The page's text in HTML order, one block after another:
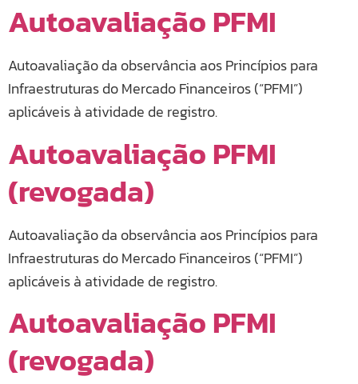
Autoavaliação PFMI
Autoavaliação da observância aos Princípios para
Infraestruturas do Mercado Financeiros (“PFMI”)
aplicáveis à atividade de registro.
Autoavaliação PFMI
(revogada)
Autoavaliação da observância aos Princípios para
Infraestruturas do Mercado Financeiros (“PFMI”)
aplicáveis à atividade de registro.
Autoavaliação PFMI
(revogada)